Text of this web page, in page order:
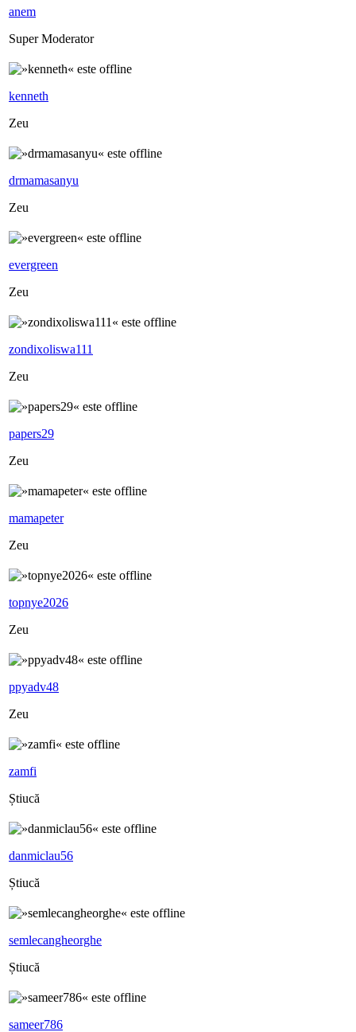
anem
Super Moderator
kenneth
Zeu
drmamasanyu
Zeu
evergreen
Zeu
zondixoliswa111
Zeu
papers29
Zeu
mamapeter
Zeu
topnye2026
Zeu
ppyadv48
Zeu
zamfi
Știucă
danmiclau56
Știucă
semlecangheorghe
Știucă
sameer786